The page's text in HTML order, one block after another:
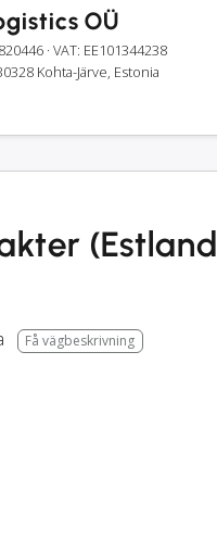
OÜ
· VAT: EE101344238
Kohta-Järve, Estonia
Få vägbeskrivning